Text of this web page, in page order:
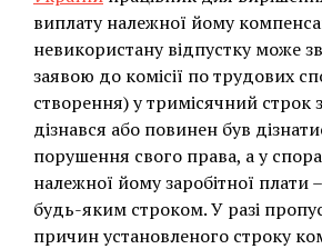
виплату належної йому
невикористану відпустку може
заявою до комісії по трудових
створення) у тримісячний строк
дізнався або повинен був
порушення свого права, а у
належної йому заробітної плати
будь-яким строком. У разі
причин установленого строку